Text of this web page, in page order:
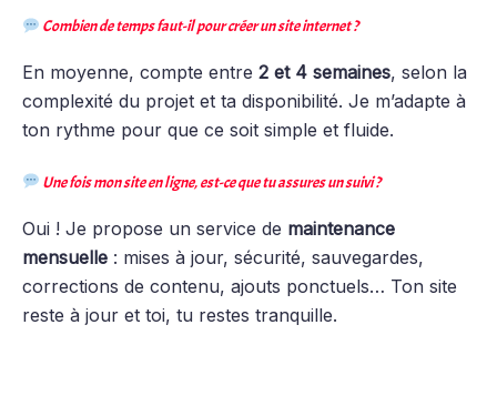
Combien de temps faut-il pour créer un site internet ?
En moyenne, compte entre 2 et 4 semaines, selon la
complexité du projet et ta disponibilité. Je m’adapte à
ton rythme pour que ce soit simple et fluide.
Une fois mon site en ligne, est-ce que tu assures un suivi ?
Oui ! Je propose un service de maintenance
mensuelle : mises à jour, sécurité, sauvegardes,
corrections de contenu, ajouts ponctuels… Ton site
reste à jour et toi, tu restes tranquille.